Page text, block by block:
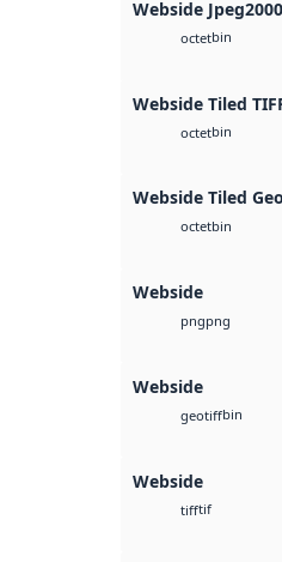
Webside Jpeg2000
octetbin
Webside Tiled
octetbin
Webside Tiled
octetbin
Webside
pngpng
Webside
geotiffbin
Webside
tifftif